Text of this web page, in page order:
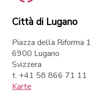
Città di Lugano
Piazza della Riforma 1
6900 Lugano
Svizzera
t. +41 58 866 71 11
Karte